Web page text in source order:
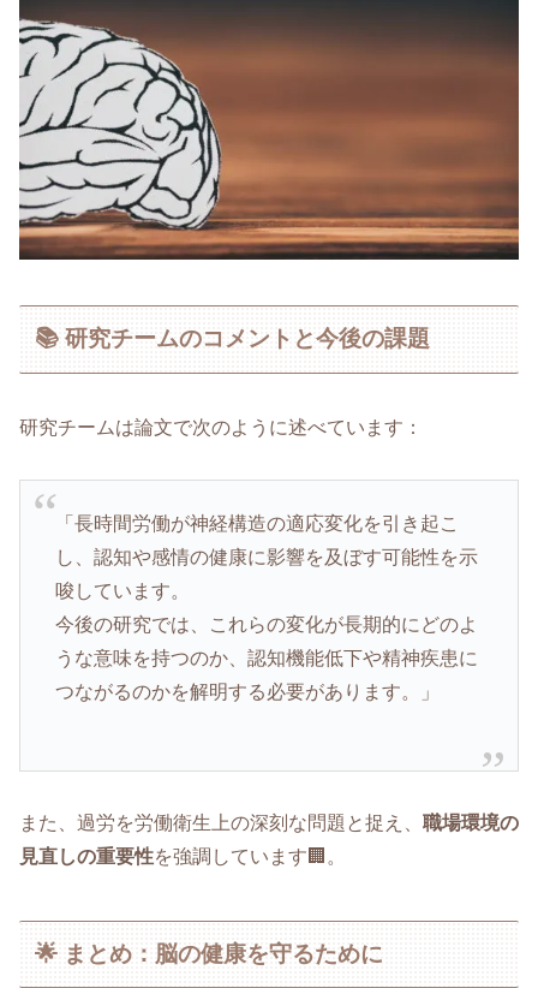
📚 研究チームのコメントと今後の課題
研究チームは論文で次のように述べています：
「長時間労働が神経構造の適応変化を引き起こ
し、認知や感情の健康に影響を及ぼす可能性を示
唆しています。
今後の研究では、これらの変化が長期的にどのよ
うな意味を持つのか、認知機能低下や精神疾患に
つながるのかを解明する必要があります。」
また、過労を労働衛生上の深刻な問題と捉え、 職場環境の
見直しの重要性を強調しています🏢。
🌟 まとめ：脳の健康を守るために